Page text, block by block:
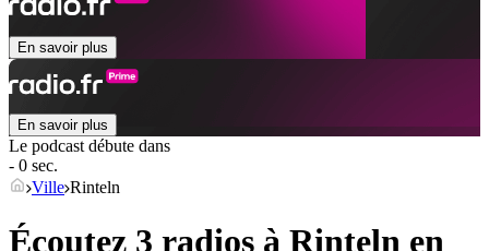
En savoir plus
En savoir plus
Le podcast débute dans
- 0 sec.
Ville Rinteln
Écoutez 3 radios à Rinteln en